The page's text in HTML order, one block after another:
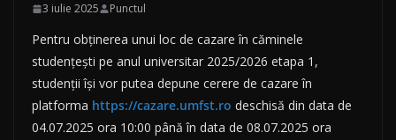
3 iulie 2025 Punctul
Pentru obținerea unui loc de cazare în căminele
studențești pe anul universitar 2025/2026 etapa 1,
studenții își vor putea depune cerere de cazare în
platforma https://cazare.umfst.ro deschisă din data de
04.07.2025 ora 10:00 până în data de 08.07.2025 ora